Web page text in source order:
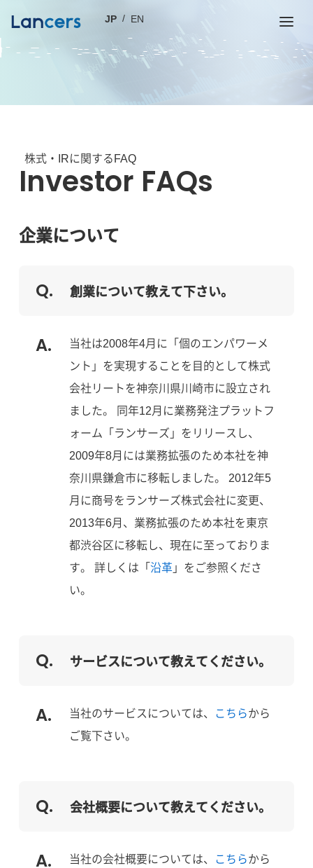
JP EN
株式・IRに関するFAQ
Investor FAQs
企業について
創業について教えて下さい。
当社は2008年4月に「個のエンパワーメ
ント」を実現することを目的として株式
会社リートを神奈川県川崎市に設立され
ました。 同年12月に業務発注プラットフ
ォーム「ランサーズ」をリリースし、
2009年8月には業務拡張のため本社を神
奈川県鎌倉市に移転しました。 2012年5
月に商号をランサーズ株式会社に変更、
2013年6月、業務拡張のため本社を東京
都渋谷区に移転し、現在に至っておりま
す。 詳しくは「 沿革」をご参照くださ
い。
サービスについて教えてください。
当社のサービスについては、 こちらから
ご覧下さい。
会社概要について教えてください。
当社の会社概要については、 こちらから